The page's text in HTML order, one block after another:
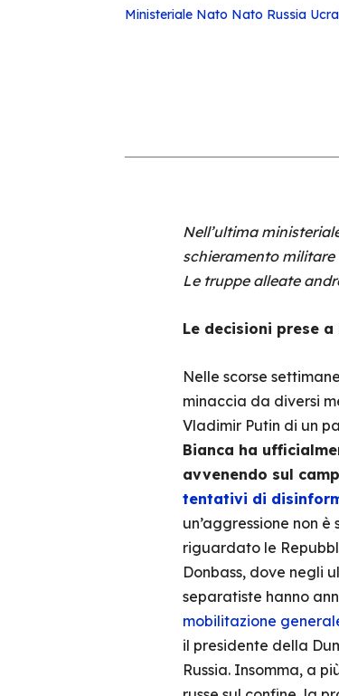
Ministeriale Nato Nato Russia
Nell’ultima
schieramento militare
Le truppe alleate
Le decisioni prese a
Nelle scorse
minaccia da diversi
Vladimir Putin di un
Bianca ha
avvenendo sul
tentativi di
un’aggressione non
riguardato le
Donbass, dove negli
separatiste hanno
mobilitazione
il presidente della
Russia. Insomma, a